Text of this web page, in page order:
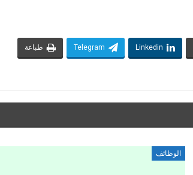
Linkedin
Telegram طباعة
الوظائف